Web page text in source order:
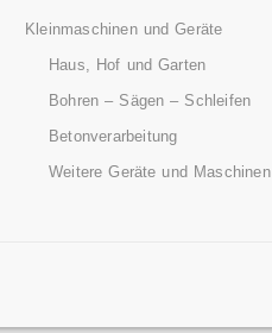
Kleinmaschinen und Geräte
Haus, Hof und Garten
Bohren – Sägen – Schleifen
Betonverarbeitung
Weitere Geräte und Maschinen